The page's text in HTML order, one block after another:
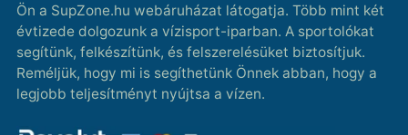
Ön a SupZone.hu webáruházat látogatja. Több mint két
évtizede dolgozunk a vízisport-iparban. A sportolókat
segítünk, felkészítünk, és felszerelésüket biztosítjuk.
Reméljük, hogy mi is segíthetünk Önnek abban, hogy a
legjobb teljesítményt nyújtsa a vízen.